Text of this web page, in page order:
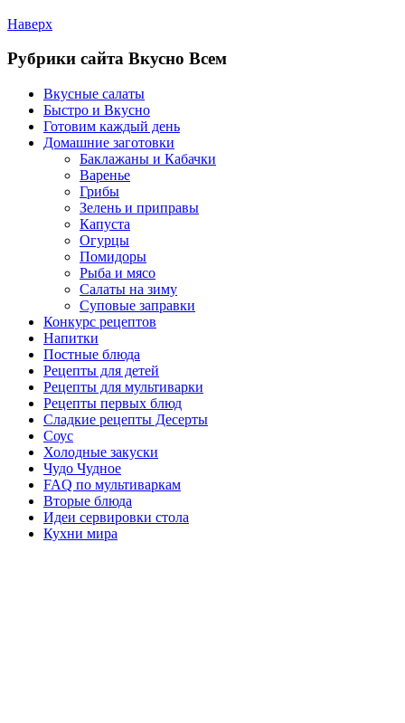
Наверх
Рубрики сайта Вкусно Всем
Вкусные салаты
Быстро и Вкусно
Готовим каждый день
Домашние заготовки
Баклажаны и Кабачки
Варенье
Грибы
Зелень и приправы
Капуста
Огурцы
Помидоры
Рыба и мясо
Салаты на зиму
Суповые заправки
Конкурс рецептов
Напитки
Постные блюда
Рецепты для детей
Рецепты для мультиварки
Рецепты первых блюд
Сладкие рецепты Десерты
Соус
Холодные закуски
Чудо Чудное
FAQ по мультиваркам
Вторые блюда
Идеи сервировки стола
Кухни мира